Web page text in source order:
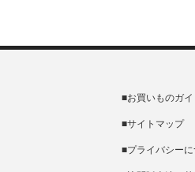
■お買いものガイ
■サイトマップ
■プライバシーに